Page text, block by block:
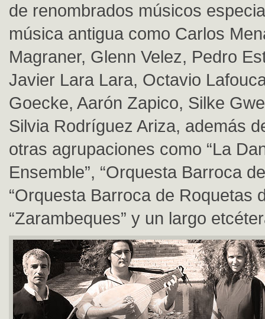
de renombrados músicos
música antigua como Carlos
Magraner, Glenn Velez, Pedro
Javier Lara Lara, Octavio
Goecke, Aarón Zapico, Silke
Silvia Rodríguez Ariza, además
otras agrupaciones como “La
Ensemble”, “Orquesta Barroca
“Orquesta Barroca de Roquetas
“Zarambeques” y un largo